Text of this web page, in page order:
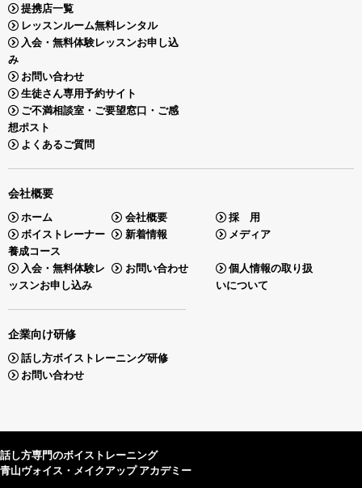
提携店一覧
レッスンルーム無料レンタル
入会・無料体験レッスンお申し込
み
お問い合わせ
生徒さん専用予約サイト
ご不満相談室・ご要望窓口・ご感
想ポスト
よくあるご質問
会社概要
ホーム 会社概要
採 用
ボイストレーナー
養成コース
新着情報 メディア
入会・無料体験レ
ッスンお申し込み
お問い合わせ
個人情報の取り扱
いについて
企業向け研修
話し方ボイストレーニング研修
お問い合わせ
話し方専門のボイストレーニング
青山ヴォイス・メイクアップ アカデミー